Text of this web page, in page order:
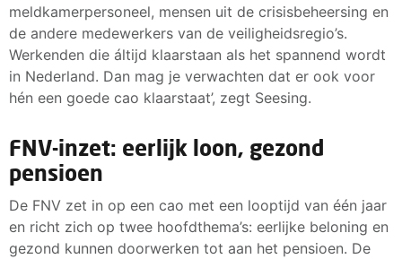
meldkamerpersoneel, mensen uit de crisisbeheersing en
de andere medewerkers van de veiligheidsregio’s.
Werkenden die áltijd klaarstaan als het spannend wordt
in Nederland. Dan mag je verwachten dat er ook voor
hén een goede cao klaarstaat’, zegt Seesing.
FNV-inzet: eerlijk loon, gezond
pensioen
De FNV zet in op een cao met een looptijd van één jaar
en richt zich op twee hoofdthema’s: eerlijke beloning en
gezond kunnen doorwerken tot aan het pensioen. De